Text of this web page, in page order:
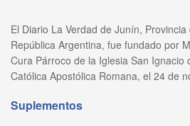
El Diario La Verdad de Junín,
República Argentina, fue fundado por
Cura Párroco de la Iglesia San Ignacio
Católica Apostólica Romana, el 24 de
Suplementos